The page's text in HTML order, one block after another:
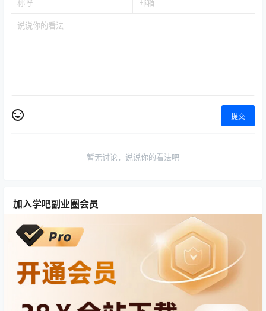
提交
暂无讨论，说说你的看法吧
加入学吧副业圈会员